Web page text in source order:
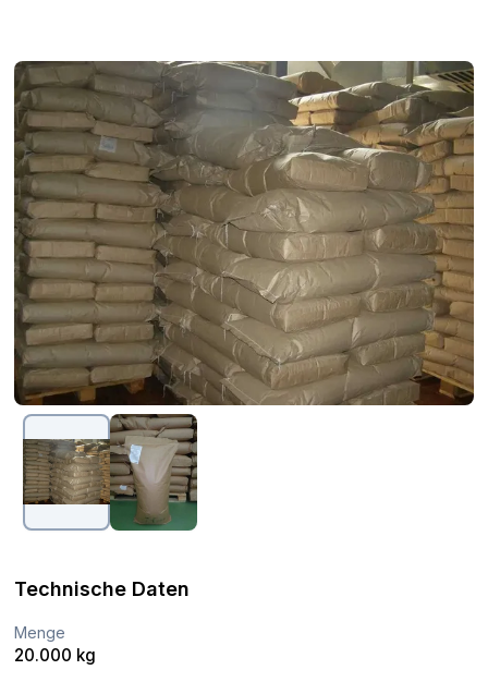
Technische Daten
Menge
20.000 kg